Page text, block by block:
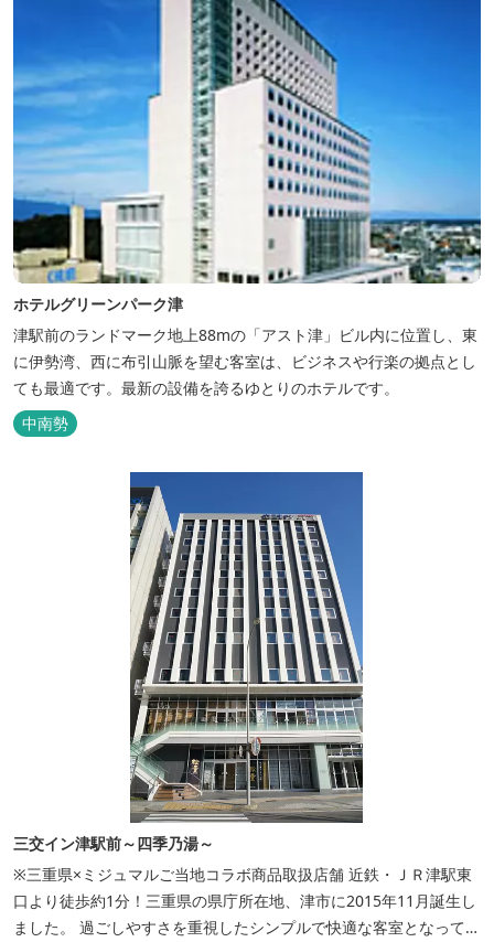
ホテルグリーンパーク津
津駅前のランドマーク地上88mの「アスト津」ビル内に位置し、東
に伊勢湾、西に布引山脈を望む客室は、ビジネスや行楽の拠点とし
ても最適です。最新の設備を誇るゆとりのホテルです。
中南勢
三交イン津駅前～四季乃湯～
※三重県×ミジュマルご当地コラボ商品取扱店舗 近鉄・ＪＲ津駅東
口より徒歩約1分！三重県の県庁所在地、津市に2015年11月誕生し
ました。 過ごしやすさを重視したシンプルで快適な客室となってお